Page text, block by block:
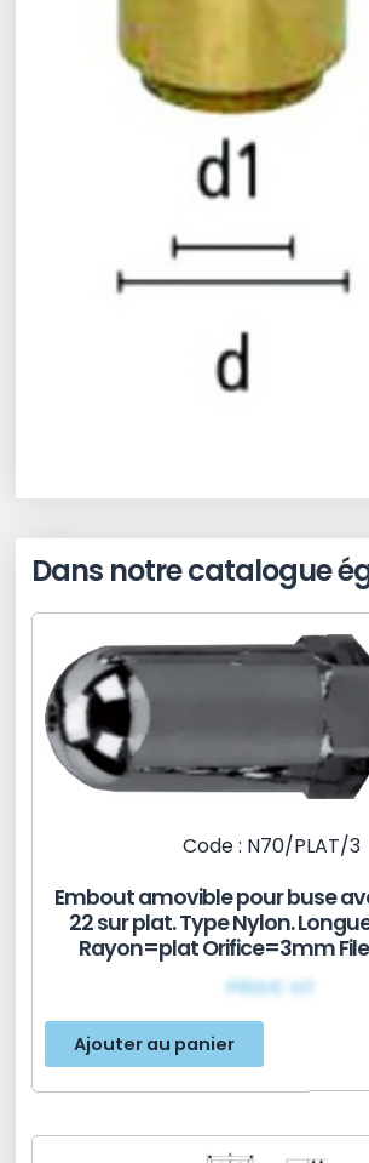
Dans notre catalogue
Code : N70/PLAT/3
Embout amovible pour buse
22 sur plat. Type Nylon.
Rayon=plat Orifice=3mm
PRIX€ HT
Ajouter au panier